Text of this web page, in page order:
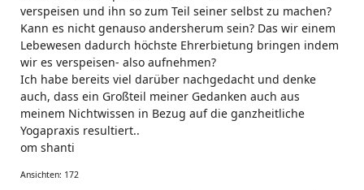
verspeisen und ihn so zum Teil seiner selbst zu machen?
Kann es nicht genauso andersherum sein? Das wir einem
Lebewesen dadurch höchste Ehrerbietung bringen indem
wir es verspeisen- also aufnehmen?
Ich habe bereits viel darüber nachgedacht und denke
auch, dass ein Großteil meiner Gedanken auch aus
meinem Nichtwissen in Bezug auf die ganzheitliche
Yogapraxis resultiert..
om shanti
Ansichten: 172